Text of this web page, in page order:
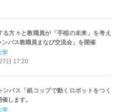
る方々と教職員が「手稲の未来」を考え
ンパス教職員まなび交流会」を開催
学
日 17:20
ンパス「紙コップで動くロボットをつく
します。
学